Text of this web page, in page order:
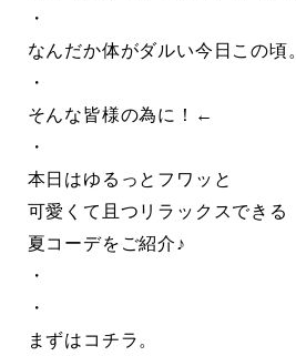
・
なんだか体がダルい今日この頃。
・
そんな皆様の為に！←
・
本日はゆるっとフワッと
可愛くて且つリラックスできる
夏コーデをご紹介♪
・
・
まずはコチラ。